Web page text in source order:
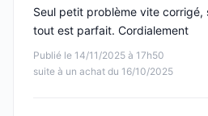
Publié le 14/11/2025 à 17h50
suite à un achat du 16/10/2025
Seul petit problème vite corrigé,
tout est parfait. Cordialement